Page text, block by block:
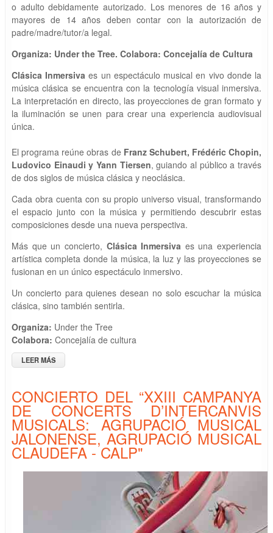
o adulto debidamente autorizado. Los menores de 16 años y
mayores de 14 años deben contar con la autorización de
padre/madre/tutor/a legal.
Organiza: Under the Tree. Colabora: Concejalía de Cultura
Clásica Inmersivaes un espectáculo musical en vivo donde la
música clásica se encuentra con la tecnología visual inmersiva.
La interpretación en directo, las proyecciones de gran formato y
la iluminación se unen para crear una experiencia audiovisual
única.
El programa reúne obras de Franz Schubert, Frédéric Chopin,
Ludovico Einaudi y Yann Tiersen, guiando al público a través
de dos siglos de música clásica y neoclásica.
Cada obra cuenta con su propio universo visual, transformando
el espacio junto con la música y permitiendo descubrir estas
composiciones desde una nueva perspectiva.
Más que un concierto, Clásica Inmersiva es una experiencia
artística completa donde la música, la luz y las proyecciones se
fusionan en un único espectáculo inmersivo.
Un concierto para quienes desean no solo escuchar la música
clásica, sino también sentirla.
Organiza: Under the Tree
Colabora: Concejalía de cultura
LEER MÁS
CONCIERTO DEL “XXIII CAMPANYA
DE CONCERTS D’INTERCANVIS
MUSICALS: AGRUPACIÓ MUSICAL
JALONENSE, AGRUPACIÓ MUSICAL
CLAUDEFA - CALP"